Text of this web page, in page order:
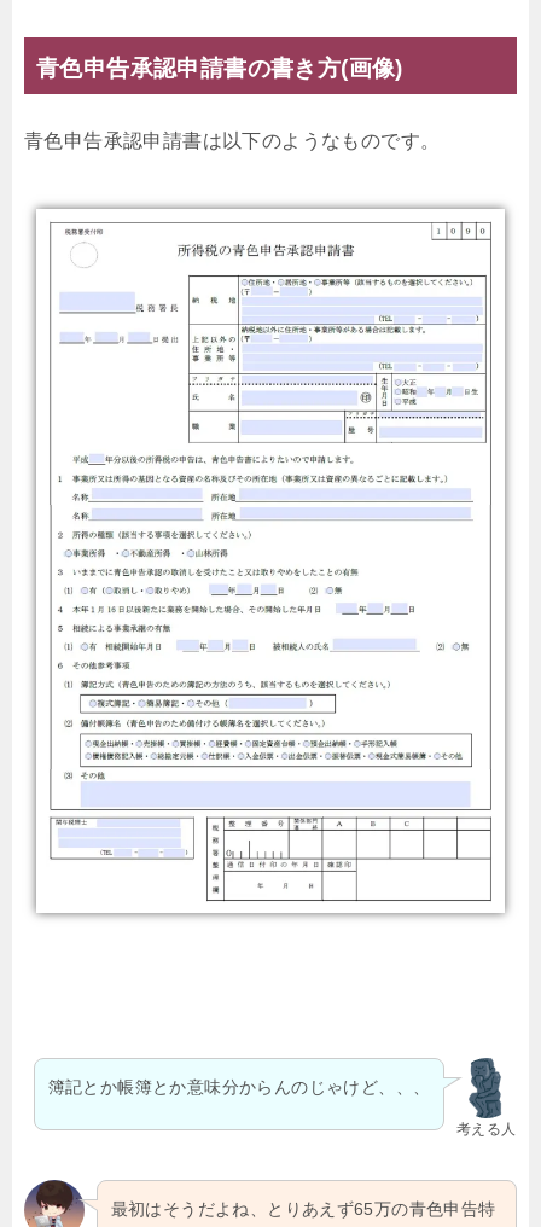
青色申告承認申請書の書き方(画像)
青色申告承認申請書は以下のようなものです。
考える人
簿記とか帳簿とか意味分からんのじゃけど、、、
最初はそうだよね、とりあえず65万の青色申告特